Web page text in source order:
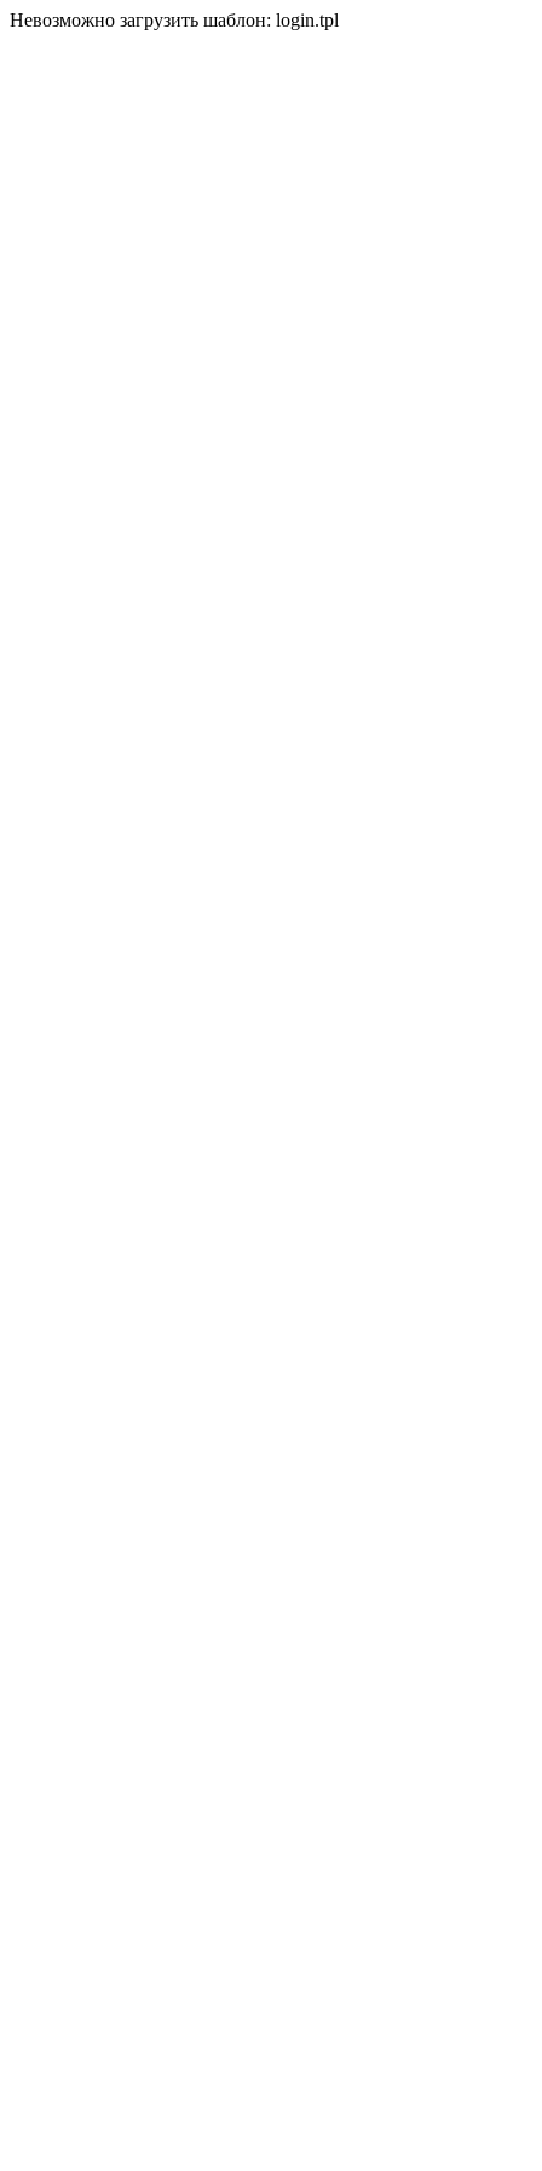
Невозможно загрузить шаблон: login.tpl